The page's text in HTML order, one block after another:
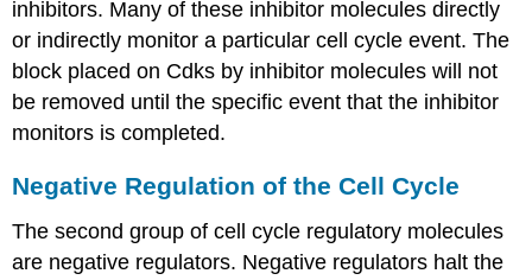
inhibitors. Many of these inhibitor molecules directly
or indirectly monitor a particular cell cycle event. The
block placed on Cdks by inhibitor molecules will not
be removed until the specific event that the inhibitor
monitors is completed.
Negative Regulation of the Cell Cycle
The second group of cell cycle regulatory molecules
are negative regulators. Negative regulators halt the